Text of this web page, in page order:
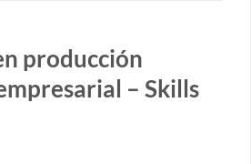
producción
– Skills